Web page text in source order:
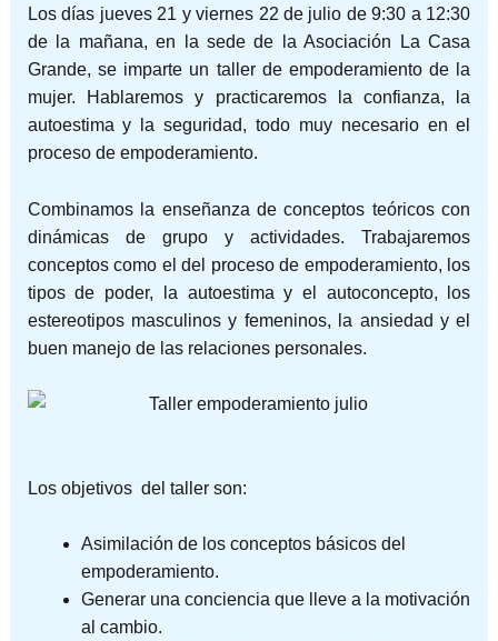
Los días jueves 21 y viernes 22 de julio de 9:30 a 12:30
de la mañana, en la sede de la Asociación La Casa
Grande, se imparte un taller de empoderamiento de la
mujer. Hablaremos y practicaremos la confianza, la
autoestima y la seguridad, todo muy necesario en el
proceso de empoderamiento.
Combinamos la enseñanza de conceptos teóricos con
dinámicas de grupo y actividades. Trabajaremos
conceptos como el del proceso de empoderamiento, los
tipos de poder, la autoestima y el autoconcepto, los
estereotipos masculinos y femeninos, la ansiedad y el
buen manejo de las relaciones personales.
Los objetivos del taller son:
Asimilación de los conceptos básicos del
empoderamiento.
Generar una conciencia que lleve a la motivación
al cambio.